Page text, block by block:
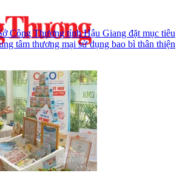
Công Thương tỉnh Hậu Giang đặt mục tiêu
tâm thương mại sử dụng bao bì thân thiện